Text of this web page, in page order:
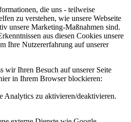
die uns - teilweise
zu verstehen, wie unsere Webseite
unsere Marketing-Maßnahmen sind.
aus diesen Cookies unsere
Ihre Nutzererfahrung auf unserer
wir Ihren Besuch auf unserer Seite
in Ihrem Browser blockieren:
Analytics zu aktivieren/deaktivieren.